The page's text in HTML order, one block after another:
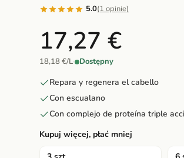
5.0(1 opinie)
17,27 €
18,18 €/L· Dostępny
Repara y regenera el cabello
Con escualano
Con complejo de proteína triple
Kupuj więcej, płać mniej